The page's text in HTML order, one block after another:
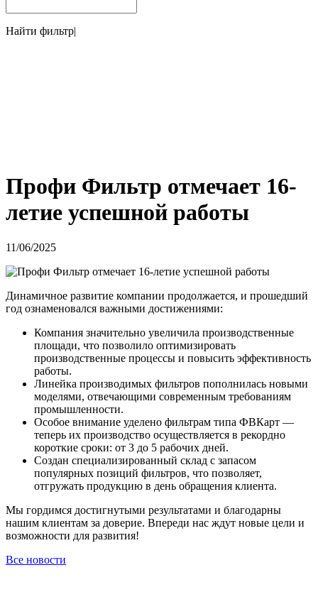
Найти фильтр|
Профи Фильтр отмечает 16-
летие успешной работы
11/06/2025
Динамичное развитие компании продолжается, и прошедший
год ознаменовался важными достижениями:
Компания значительно увеличила производственные
площади, что позволило оптимизировать
производственные процессы и повысить эффективность
работы.
Линейка производимых фильтров пополнилась новыми
моделями, отвечающими современным требованиям
промышленности.
Особое внимание уделено фильтрам типа ФВКарт —
теперь их производство осуществляется в рекордно
короткие сроки: от 3 до 5 рабочих дней.
Создан специализированный склад с запасом
популярных позиций фильтров, что позволяет,
отгружать продукцию в день обращения клиента.
Мы гордимся достигнутыми результатами и благодарны
нашим клиентам за доверие. Впереди нас ждут новые цели и
возможности для развития!
Все новости